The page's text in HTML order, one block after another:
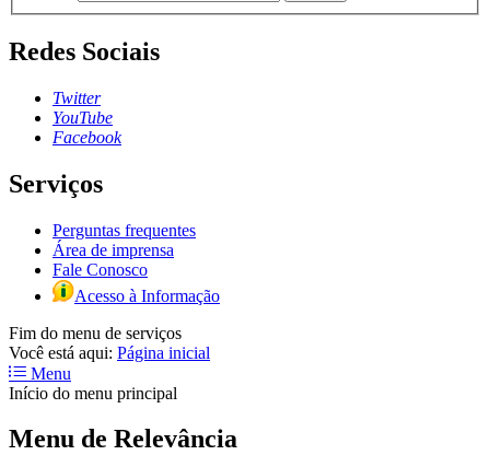
Redes Sociais
Twitter
YouTube
Facebook
Serviços
Perguntas frequentes
Área de imprensa
Fale Conosco
Acesso à Informação
Fim do menu de serviços
Você está aqui: Página inicial
Menu
Início do menu principal
Menu de Relevância